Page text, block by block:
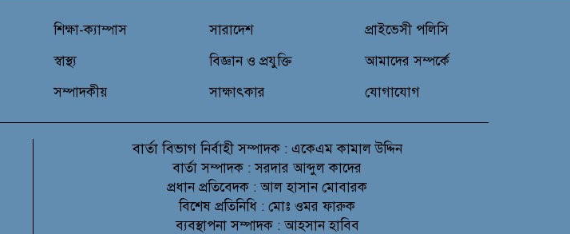
শিক্ষা-ক্যাম্পাস
স্বাস্থ্য
সম্পাদকীয়
সারাদেশ
বিজ্ঞান ও প্রযুক্তি
সাক্ষাৎকার
প্রাইভেসী পলিসি
আমাদের সম্পর্কে
যোগাযোগ
বার্তা বিভাগনির্বাহী সম্পাদক : একেএম কামাল উদ্দিন
বার্তা সম্পাদক : সরদার আব্দুল কাদের
প্রধান প্রতিবেদক : আল হাসান মোবারক
বিশেষ প্রতিনিধি : মোঃ ওমর ফারুক
ব্যবস্থাপনা সম্পাদক : আহসান হাবিব